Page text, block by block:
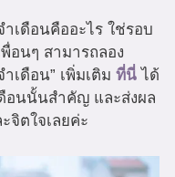
เดือนคืออะไร ใช่รอบ
อนๆ สามารถลอง
เดือน” เพิ่มเติม ที่นี่ ได้
ดือนนั้นสำคัญ และส่งผล
จิตใจเลยค่ะ